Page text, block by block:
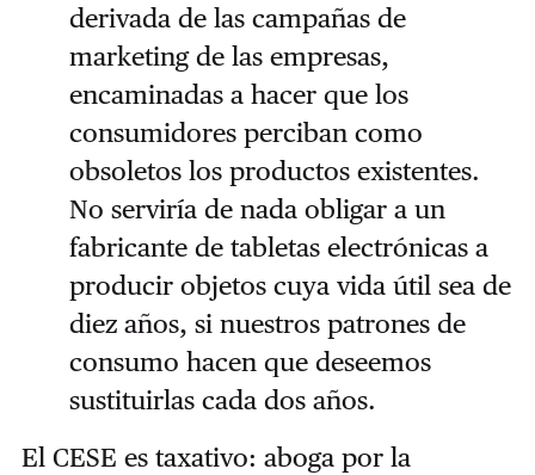
derivada de las campañas de
marketing de las empresas,
encaminadas a hacer que los
consumidores perciban como
obsoletos los productos existentes.
No serviría de nada obligar a un
fabricante de tabletas electrónicas a
producir objetos cuya vida útil sea de
diez años, si nuestros patrones de
consumo hacen que deseemos
sustituirlas cada dos años.
El CESE es taxativo: aboga por la